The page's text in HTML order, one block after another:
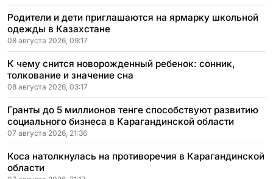
Родители и дети приглашаются на ярмарку школьной
одежды в Казахстане
08 августа 2026, 09:17
К чему снится новорожденный ребенок: сонник,
толкование и значение сна
08 августа 2026, 03:17
Гранты до 5 миллионов тенге способствуют развитию
социального бизнеса в Карагандинской области
07 августа 2026, 21:36
Коса натолкнулась на противоречия в Карагандинской
области